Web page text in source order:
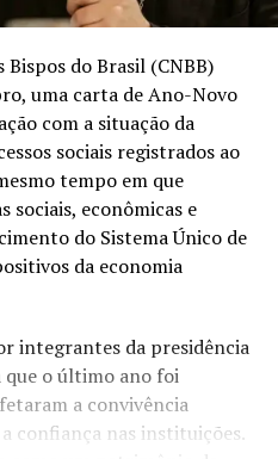
do Brasil (CNBB)
uma carta de Ano-Novo
com a situação da
sociais registrados ao
tempo em que
sociais, econômicas e
do Sistema Único de
da economia
integrantes da presidência
que o último ano foi
a convivência
confiança nas instituições.